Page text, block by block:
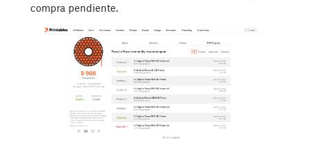
compra pendiente.